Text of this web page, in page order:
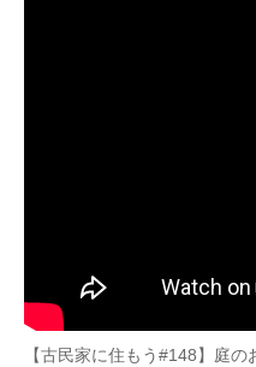
【古民家に住もう#148】庭